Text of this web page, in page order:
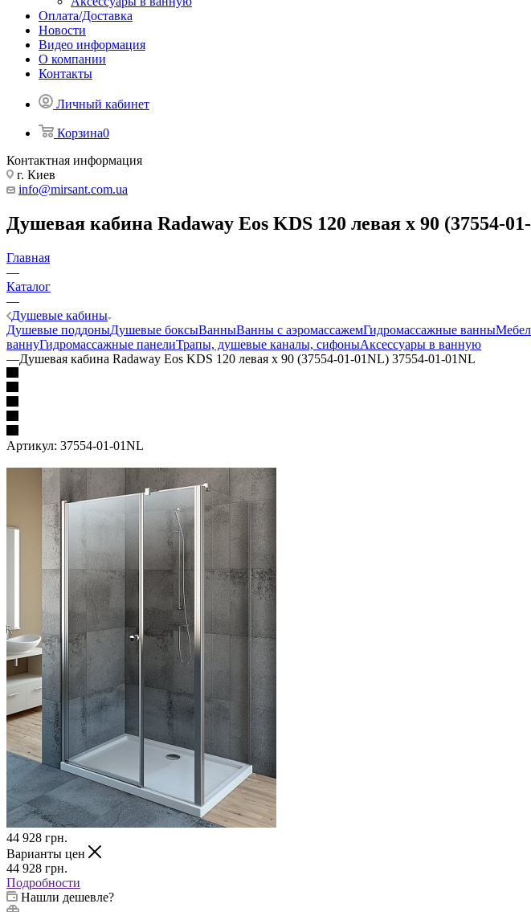
Оплата/Доставка
Новости
Видео информация
О компании
Контакты
Личный кабинет
Корзина0
Контактная информация
г. Киев
info@mirsant.com.ua
Душевая кабина Radaway Eos KDS 120 левая x 90 (37554-
Главная
—
Каталог
—
Душевые кабины
Душевые поддоныДушевые боксыВанныВанны с аэромассажемГидромассажные ванны
ваннуГидромассажные панелиТрапы, душевые каналы, сифоныАксессуары в ванную
—Душевая кабина Radaway Eos KDS 120 левая x 90 (37554-01-01NL) 37554-01-01NL
Артикул: 37554-01-01NL
44 928 грн.
Варианты цен
44 928 грн.
Подробности
Нашли дешевле?